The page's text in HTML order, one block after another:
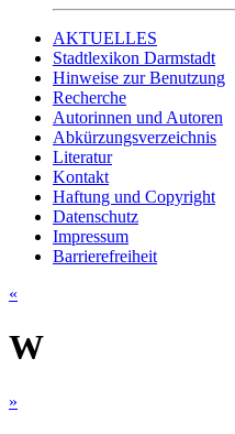
AKTUELLES
Stadtlexikon Darmstadt
Hinweise zur Benutzung
Recherche
Autorinnen und Autoren
Abkürzungsverzeichnis
Literatur
Kontakt
Haftung und Copyright
Datenschutz
Impressum
Barrierefreiheit
«
W
»